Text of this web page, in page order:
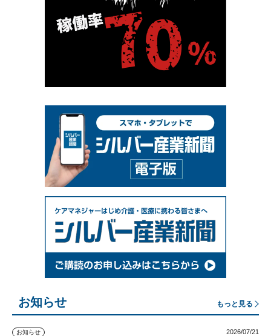
お知らせ もっと見る
お知らせ 2026/07/21